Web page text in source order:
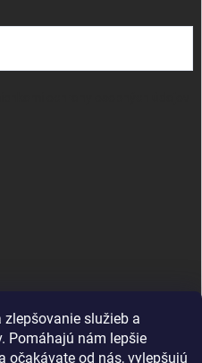
služieb a
Pomáhajú nám lepšie
očakávate od nás, vylepšujú